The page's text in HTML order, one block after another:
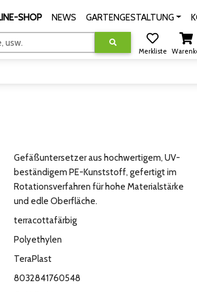
SHOP NEWS GARTENGESTALTUNG
usw.
Merkliste
Gefäßuntersetzer aus hochwertigem, UV-
beständigem PE-Kunststoff, gefertigt im
Rotationsverfahren für hohe Materialstärke
und edle Oberfläche.
terracottafärbig
Polyethylen
TeraPlast
8032841760548